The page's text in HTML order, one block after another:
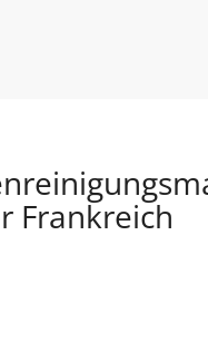
Frankreich